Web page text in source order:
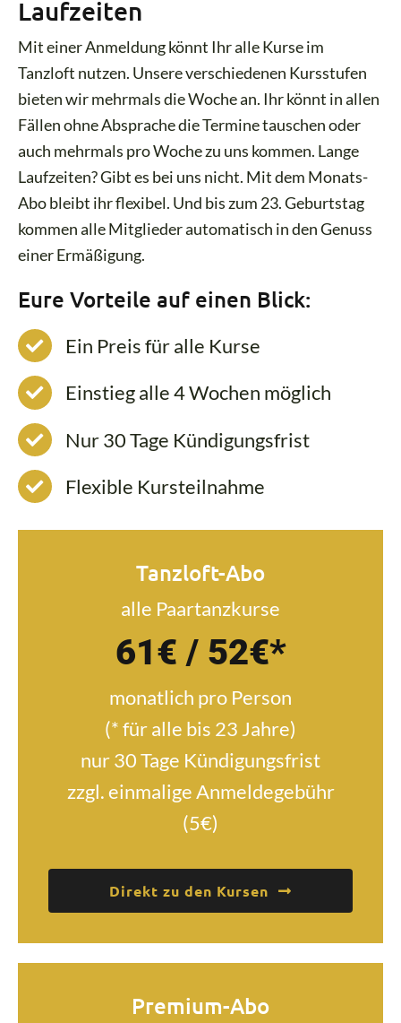
Laufzeiten
Mit einer Anmeldung könnt Ihr alle Kurse im
Tanzloft nutzen. Unsere verschiedenen Kursstufen
bieten wir mehrmals die Woche an. Ihr könnt in allen
Fällen ohne Absprache die Termine tauschen oder
auch mehrmals pro Woche zu uns kommen. Lange
Laufzeiten? Gibt es bei uns nicht. Mit dem Monats-
Abo bleibt ihr flexibel. Und bis zum 23. Geburtstag
kommen alle Mitglieder automatisch in den Genuss
einer Ermäßigung.
Eure Vorteile auf einen Blick:
Ein Preis für alle Kurse
Einstieg alle 4 Wochen möglich
Nur 30 Tage Kündigungsfrist
Flexible Kursteilnahme
Tanzloft-Abo
alle Paartanzkurse
61€ / 52€*
monatlich pro Person
(* für alle bis 23 Jahre)
nur 30 Tage Kündigungsfrist
zzgl. einmalige Anmeldegebühr
(5€)
Direkt zu den Kursen
Premium-Abo